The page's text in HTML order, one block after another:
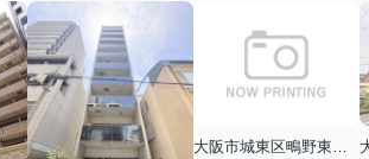
大阪市城東区鴫野東３丁目